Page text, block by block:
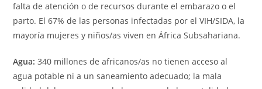
falta de atención o de recursos durante el embarazo o el
parto. El 67% de las personas infectadas por el VIH/SIDA, la
mayoría mujeres y niños/as viven en África Subsahariana.
Agua: 340 millones de africanos/as no tienen acceso al
agua potable ni a un saneamiento adecuado; la mala